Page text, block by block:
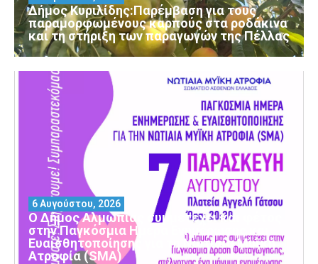
Δήμος Κυριλίδης:Παρέμβαση για τους
παραμορφωμένους καρπούς στα ροδάκινα
και τη στήριξη των παραγωγών της Πέλλας
Ο Δήμος Αλμωπίας συμμετέχει και φέτος
στην Παγκόσμια Ημέρα Ενημέρωσης και
Ευαισθητοποίησης για τη Νωτιαία Μυϊκή
Ατροφία (SMA)
6 Αυγούστου, 2026